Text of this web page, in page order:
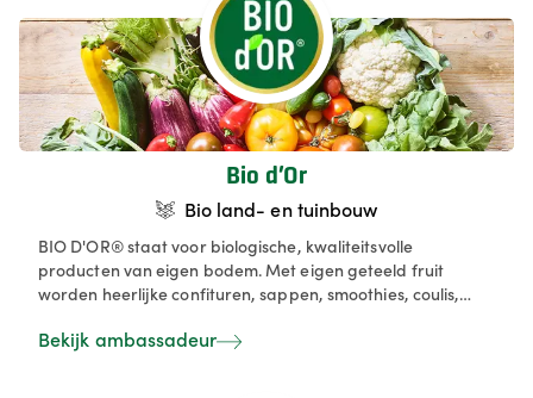
Bio d’Or
Bio land- en tuinbouw
BIO D'OR® staat voor biologische, kwaliteitsvolle
producten van eigen bodem. Met eigen geteeld fruit
worden heerlijke confituren, sappen, smoothies, coulis,
worden verkocht in de retail, maar ook in onze
Bekijk ambassadeur